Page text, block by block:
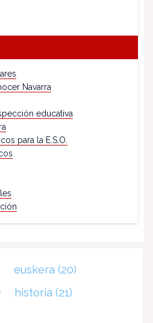
Navarra
educativa
para la E.S.O.
euskera (20)
historia (21)